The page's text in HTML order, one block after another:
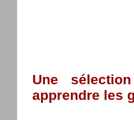
Une
apprendre les